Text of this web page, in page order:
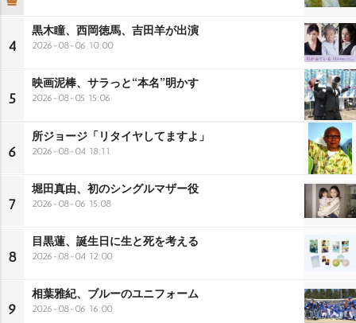
4
黒木瞳、西岡徳馬、吉田羊が出演
2026-08-06 10:00
5
映画泥棒、サラっと“本名”明かす
2026-08-05 15:06
6
所ジョージ「リタイヤしてますよ」
2026-08-04 18:11
7
堀田真由、初のシングルマザー役
2026-08-06 15:08
8
目黒蓮、誕生日に生と死を考える
2026-08-04 12:00
9
相葉雅紀、ブルーのユニフォーム
2026-08-06 16:00